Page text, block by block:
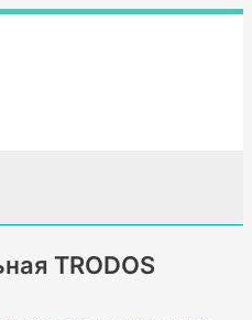
TRODOS